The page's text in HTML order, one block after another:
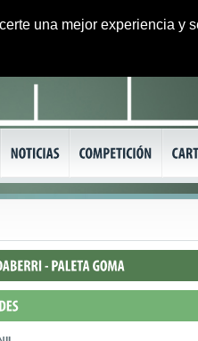
una mejor experiencia y